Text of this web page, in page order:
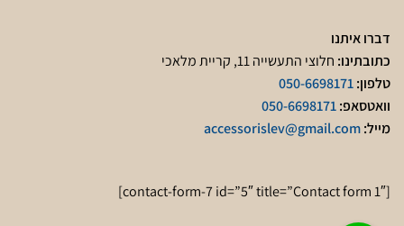
דברו איתנו
כתובתינו: חלוצי התעשייה 11, קריית מלאכי
טלפון:050-6698171
וואטסאפ:050-6698171
מייל:accessorislev@gmail.com
[contact-form-7 id=”5″ title=”Contact form 1″]